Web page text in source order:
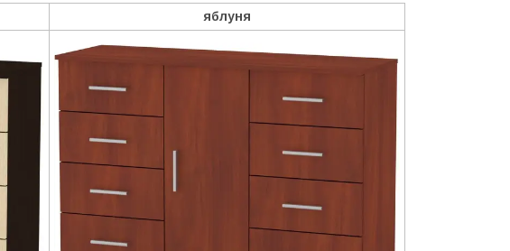
яблуня